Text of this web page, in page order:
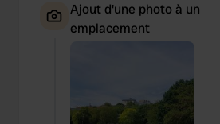
Ajout d'une photo à un
emplacement